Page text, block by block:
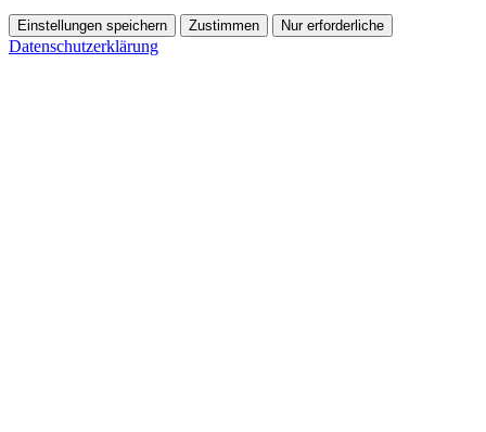
Einstellungen speichern Zustimmen Nur erforderliche
Datenschutzerklärung